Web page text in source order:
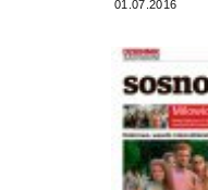
01.07.2016